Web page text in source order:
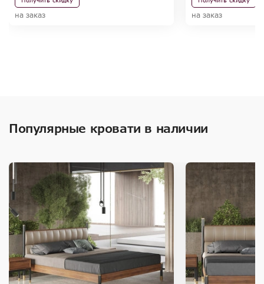
на заказ на заказ
Популярные кровати в наличии